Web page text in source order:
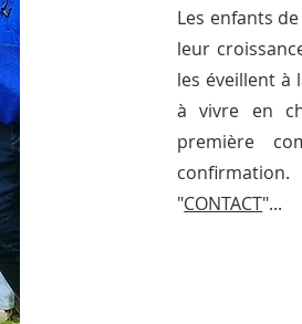
Les enfants
leur
les éveillent à
à vivre en
première
"CONTACT"...